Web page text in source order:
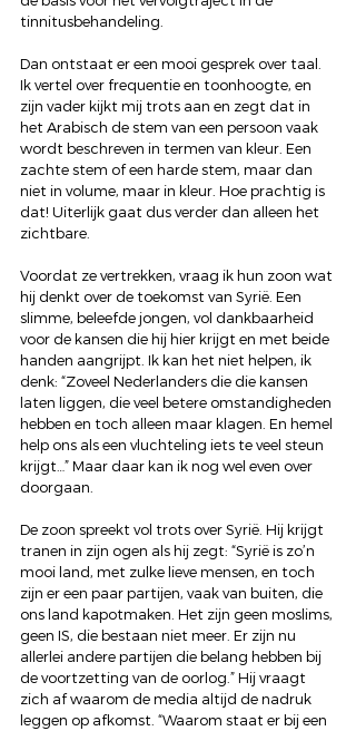
tinnitusbehandeling.
Dan ontstaat er een mooi gesprek over taal.
Ik vertel over frequentie en toonhoogte, en
zijn vader kijkt mij trots aan en zegt dat in
het Arabisch de stem van een persoon vaak
wordt beschreven in termen van kleur. Een
zachte stem of een harde stem, maar dan
niet in volume, maar in kleur. Hoe prachtig is
dat! Uiterlijk gaat dus verder dan alleen het
zichtbare.
Voordat ze vertrekken, vraag ik hun zoon wat
hij denkt over de toekomst van Syrië. Een
slimme, beleefde jongen, vol dankbaarheid
voor de kansen die hij hier krijgt en met beide
handen aangrijpt. Ik kan het niet helpen, ik
denk: “Zoveel Nederlanders die die kansen
laten liggen, die veel betere omstandigheden
hebben en toch alleen maar klagen. En hemel
help ons als een vluchteling iets te veel steun
krijgt…” Maar daar kan ik nog wel even over
doorgaan.
De zoon spreekt vol trots over Syrië. Hij krijgt
tranen in zijn ogen als hij zegt: “Syrië is zo’n
mooi land, met zulke lieve mensen, en toch
zijn er een paar partijen, vaak van buiten, die
ons land kapotmaken. Het zijn geen moslims,
geen IS, die bestaan niet meer. Er zijn nu
allerlei andere partijen die belang hebben bij
de voortzetting van de oorlog.” Hij vraagt
zich af waarom de media altijd de nadruk
leggen op afkomst. “Waarom staat er bij een